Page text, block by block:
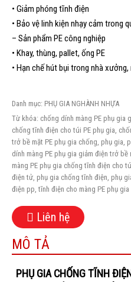
• Giảm phóng tĩnh điện
• Bảo vệ linh kiện nhạy cảm trong
– Sản phẩm PE công nghiệp
• Khay, thùng, pallet, ống PE
• Hạn chế hút bụi trong nhà
Danh mục: PHỤ GIA NGHÀNH NHỰA
Từ khóa: chống dính màng PE phụ gia
chống tĩnh điện cho túi PE phụ gia,
trở bề mặt PE phụ gia chống, phụ gia,
dính màng PE phụ gia giảm điện trở
màng PE phụ gia chống tĩnh điện cho
điện tử, phụ gia chống tĩnh điện, phụ
điện pp,tĩnh điện cho màng PE phụ gia
Liên hệ
MÔ TẢ
PHỤ GIA CHỐNG TĨNH